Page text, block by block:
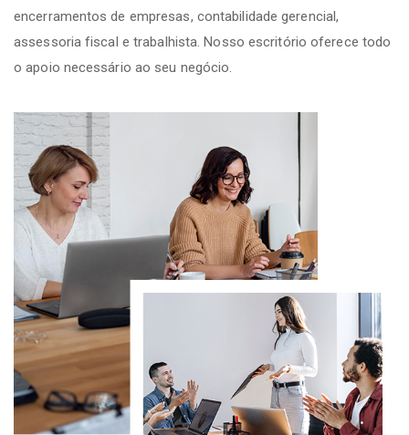
encerramentos de empresas, contabilidade gerencial,
assessoria fiscal e trabalhista. Nosso escritório oferece todo
o apoio necessário ao seu negócio.